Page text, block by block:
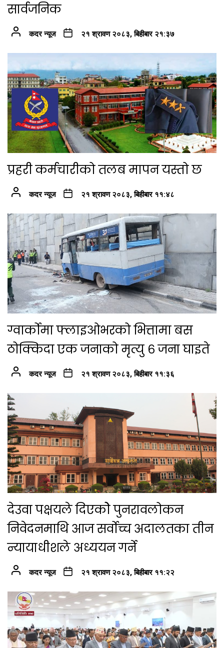
सार्वजनिक
कदर न्यूज २१ श्रावण २०८३, बिहीबार २१:३७
प्रहरी कर्मचारीको तलब मापन यस्तो छ
कदर न्यूज २१ श्रावण २०८३, बिहीबार ११:४८
ग्वार्कोमा फ्लाइओभरको भित्तामा बस
ठोक्किदा एक जनाको मृत्यु ६ जना घाइते
कदर न्यूज २१ श्रावण २०८३, बिहीबार ११:३६
देउवा पक्षयले दिएकोे पुनरावलोकन
निवेदनमाथि आज सर्वोच्च अदालतका तीन
न्यायाधीशले अध्ययन गर्ने
कदर न्यूज २१ श्रावण २०८३, बिहीबार ११:२२